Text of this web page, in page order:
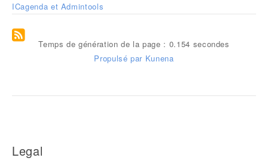
ICagenda et Admintools
Temps de génération de la page : 0.154 secondes
Propulsé par Kunena
Legal